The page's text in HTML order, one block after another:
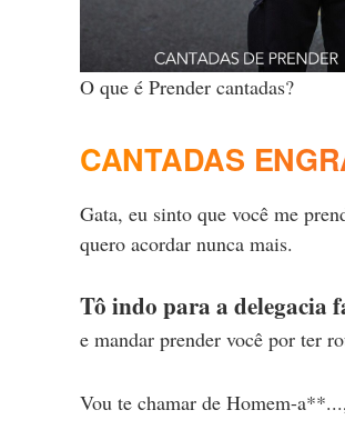
O que é Prender cantadas?
CANTADAS
Gata, eu sinto que você me
quero acordar nunca mais.
Tô indo para a delegacia
e mandar prender você por ter
Vou te chamar de Homem-